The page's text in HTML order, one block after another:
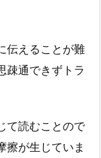
伝えることが難
疎通できずトラ
て読むことので
擦が生じていま